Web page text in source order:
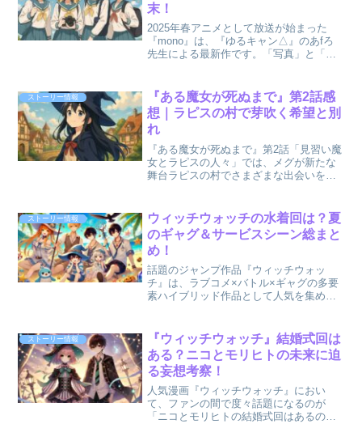
末！
2025年春アニメとして放送が始まった
『mono』は、『ゆるキャン△』のあfろ
先生による最新作です。「写真」と「映
が、温かくゆるやかに描かれています。
この記事では、『m...
ストーリー情報
『ある魔女が死ぬまで』第2話感
想｜ラピスの村で芽吹く希望と別
れ
『ある魔女が死ぬまで』第2話「見習い魔
女とラピスの人々」では、メグが新たな
舞台ラピスの村でさまざまな出会いを果
ように成長し、命の種を生み出すための
旅路を一歩進めたのかを...
ストーリー情報
ウィッチウォッチの水着回は？夏
のギャグ＆サービスシーン総まと
め！
話題のジャンプ作品『ウィッチウォッ
チ』は、ラブコメ×バトル×ギャグの多要
素ハイブリッド作品として人気を集めて
いった、季節感やファンサービス満載の
エピソードも数多く存在して...
ストーリー情報
『ウィッチウォッチ』結婚式回は
ある？ニコとモリヒトの未来に迫
る妄想考察！
人気漫画『ウィッチウォッチ』におい
て、ファンの間で度々話題になるのが
「ニコとモリヒトの結婚式回はあるの